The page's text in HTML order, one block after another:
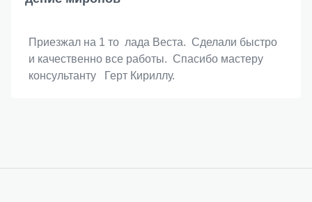
Приезжал на 1 то лада Веста. Сделали быстро
и качественно все работы. Спасибо мастеру
консультанту Герт Кириллу.